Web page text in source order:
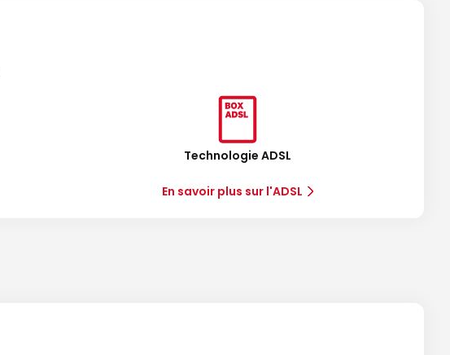
Technologie ADSL
En savoir plus sur l'ADSL